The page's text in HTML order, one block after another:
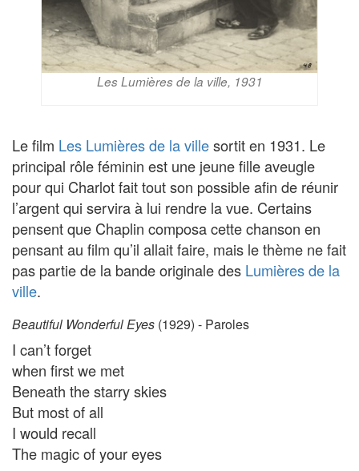
Les Lumières de la ville, 1931
Le film Les Lumières de la villesortit en 1931. Le
principal rôle féminin est une jeune fille aveugle
pour qui Charlot fait tout son possible afin de réunir
l’argent qui servira à lui rendre la vue. Certains
pensent que Chaplin composa cette chanson en
pensant au film qu’il allait faire, mais le thème ne fait
pas partie de la bande originale des Lumières de la
ville.
Beautiful Wonderful Eyes (1929) - Paroles
I can’t forget
when first we met
Beneath the starry skies
But most of all
I would recall
The magic of your eyes